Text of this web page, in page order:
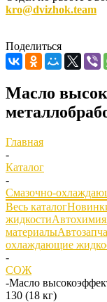
kro@dvizhok.team
Поделиться
Масло
Главная
-
Каталог
-
Смазочно-
Весь каталог
жидкостиАвтохимия
материалы
охлаждающие
-
СОЖ
-Масло
130 (18 кг)